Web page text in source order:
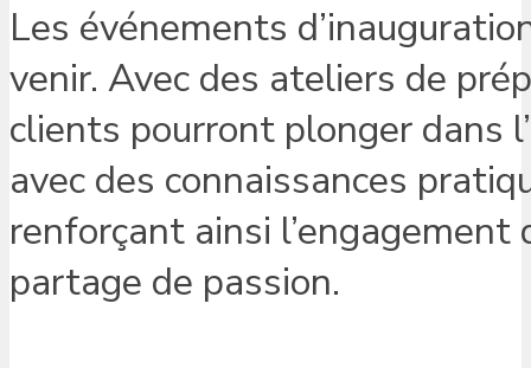
Les événements
venir. Avec des ateliers de
clients pourront plonger dans
avec des connaissances
renforçant ainsi l’engagement
partage de passion.